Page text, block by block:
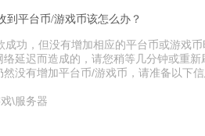
到平台币/游戏币该怎么办？
成功，但没有增加相应的平台币或游戏币
络延迟而造成的，请您稍等几分钟或重新
然没有增加平台币/游戏币，请准备以下
\服务器